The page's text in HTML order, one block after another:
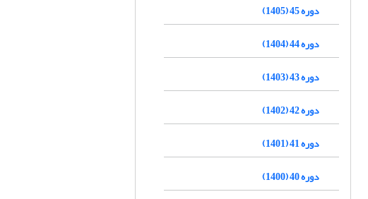
دوره 45 (1405)
دوره 44 (1404)
دوره 43 (1403)
دوره 42 (1402)
دوره 41 (1401)
دوره 40 (1400)